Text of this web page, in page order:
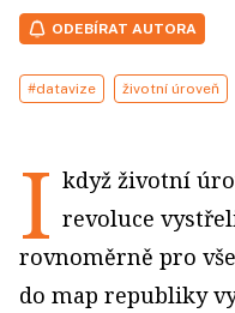
ODEBÍRAT AUTORA
#datavize životní úroveň
I když životní
revoluce
rovnoměrně pro
do map republiky